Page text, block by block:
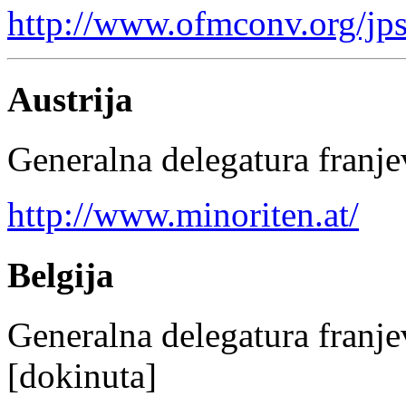
http://www.ofmconv.org/
Austrija
Generalna delegatura
http://www.minoriten.at/
Belgija
Generalna delegatura
[dokinuta]